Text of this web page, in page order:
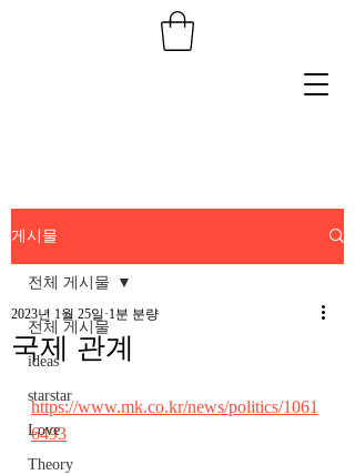
게시물
전체 게시물
ideas
starstar
Love
Theory
전체 게시물
국제 관계
2023년 1월 25일 1분 분량
https://www.mk.co.kr/news/politics/1061
6493